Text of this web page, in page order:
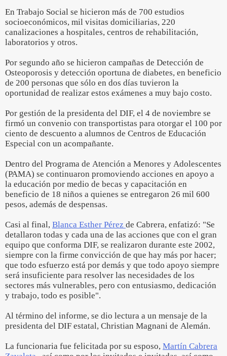
En Trabajo Social se hicieron más de 700 estudios
socioeconómicos, mil visitas domiciliarias, 220
canalizaciones a hospitales, centros de rehabilitación,
laboratorios y otros.
Por segundo año se hicieron campañas de Detección de
Osteoporosis y detección oportuna de diabetes, en beneficio
de 200 personas que sólo en dos días tuvieron la
oportunidad de realizar estos exámenes a muy bajo costo.
Por gestión de la presidenta del DIF, el 4 de noviembre se
firmó un convenio con transportistas para otorgar el 100 por
ciento de descuento a alumnos de Centros de Educación
Especial con un acompañante.
Dentro del Programa de Atención a Menores y Adolescentes
(PAMA) se continuaron promoviendo acciones en apoyo a
la educación por medio de becas y capacitación en
beneficio de 18 niños a quienes se entregaron 26 mil 600
pesos, además de despensas.
Casi al final, Blanca Esther Pérez de Cabrera, enfatizó: "Se
detallaron todas y cada una de las acciones que con el gran
equipo que conforma DIF, se realizaron durante este 2002,
siempre con la firme convicción de que hay más por hacer;
que todo esfuerzo está por demás y que todo apoyo siempre
será insuficiente para resolver las necesidades de los
sectores más vulnerables, pero con entusiasmo, dedicación
y trabajo, todo es posible".
Al término del informe, se dio lectura a un mensaje de la
presidenta del DIF estatal, Christian Magnani de Alemán.
La funcionaria fue felicitada por su esposo, Martín Cabrera